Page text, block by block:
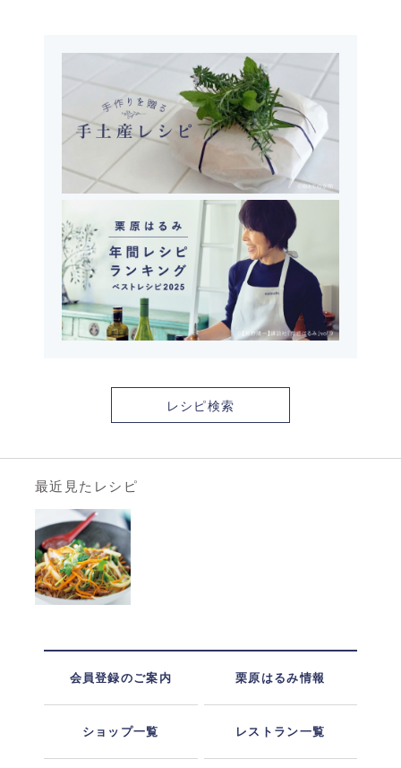
レシピ検索
最近見たレシピ
会員登録のご案内 栗原はるみ情報
ショップ一覧 レストラン一覧